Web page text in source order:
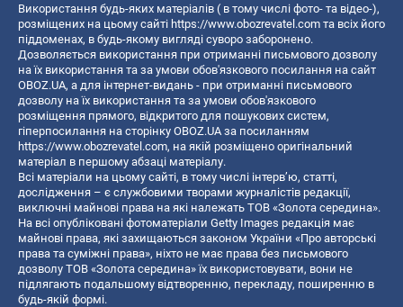
Використання будь-яких матеріалів ( в тому числі фото- та відео-),
розміщених на цьому сайті https://www.obozrevatel.com та всіх його
піддоменах, в будь-якому вигляді суворо заборонено.
Дозволяється використання при отриманні письмового дозволу
на їх використання та за умови обов'язкового посилання на сайт
OBOZ.UA, а для інтернет-видань - при отриманні письмового
дозволу на їх використання та за умови обов'язкового
розміщення прямого, відкритого для пошукових систем,
гіперпосилання на сторінку OBOZ.UA за посиланням
https://www.obozrevatel.com, на якій розміщено оригінальний
матеріал в першому абзаці матеріалу.
Всі матеріали на цьому сайті, в тому числі інтерв’ю, статті,
дослідження – є службовими творами журналістів редакції,
виключні майнові права на які належать ТОВ «Золота середина».
На всі опубліковані фотоматеріали Getty Images редакція має
майнові права, які захищаються законом України «Про авторські
права та суміжні права», ніхто не має права без письмового
дозволу ТОВ «Золота середина» їх використовувати, вони не
підлягають подальшому відтворенню, перекладу, поширенню в
будь-якій формі.